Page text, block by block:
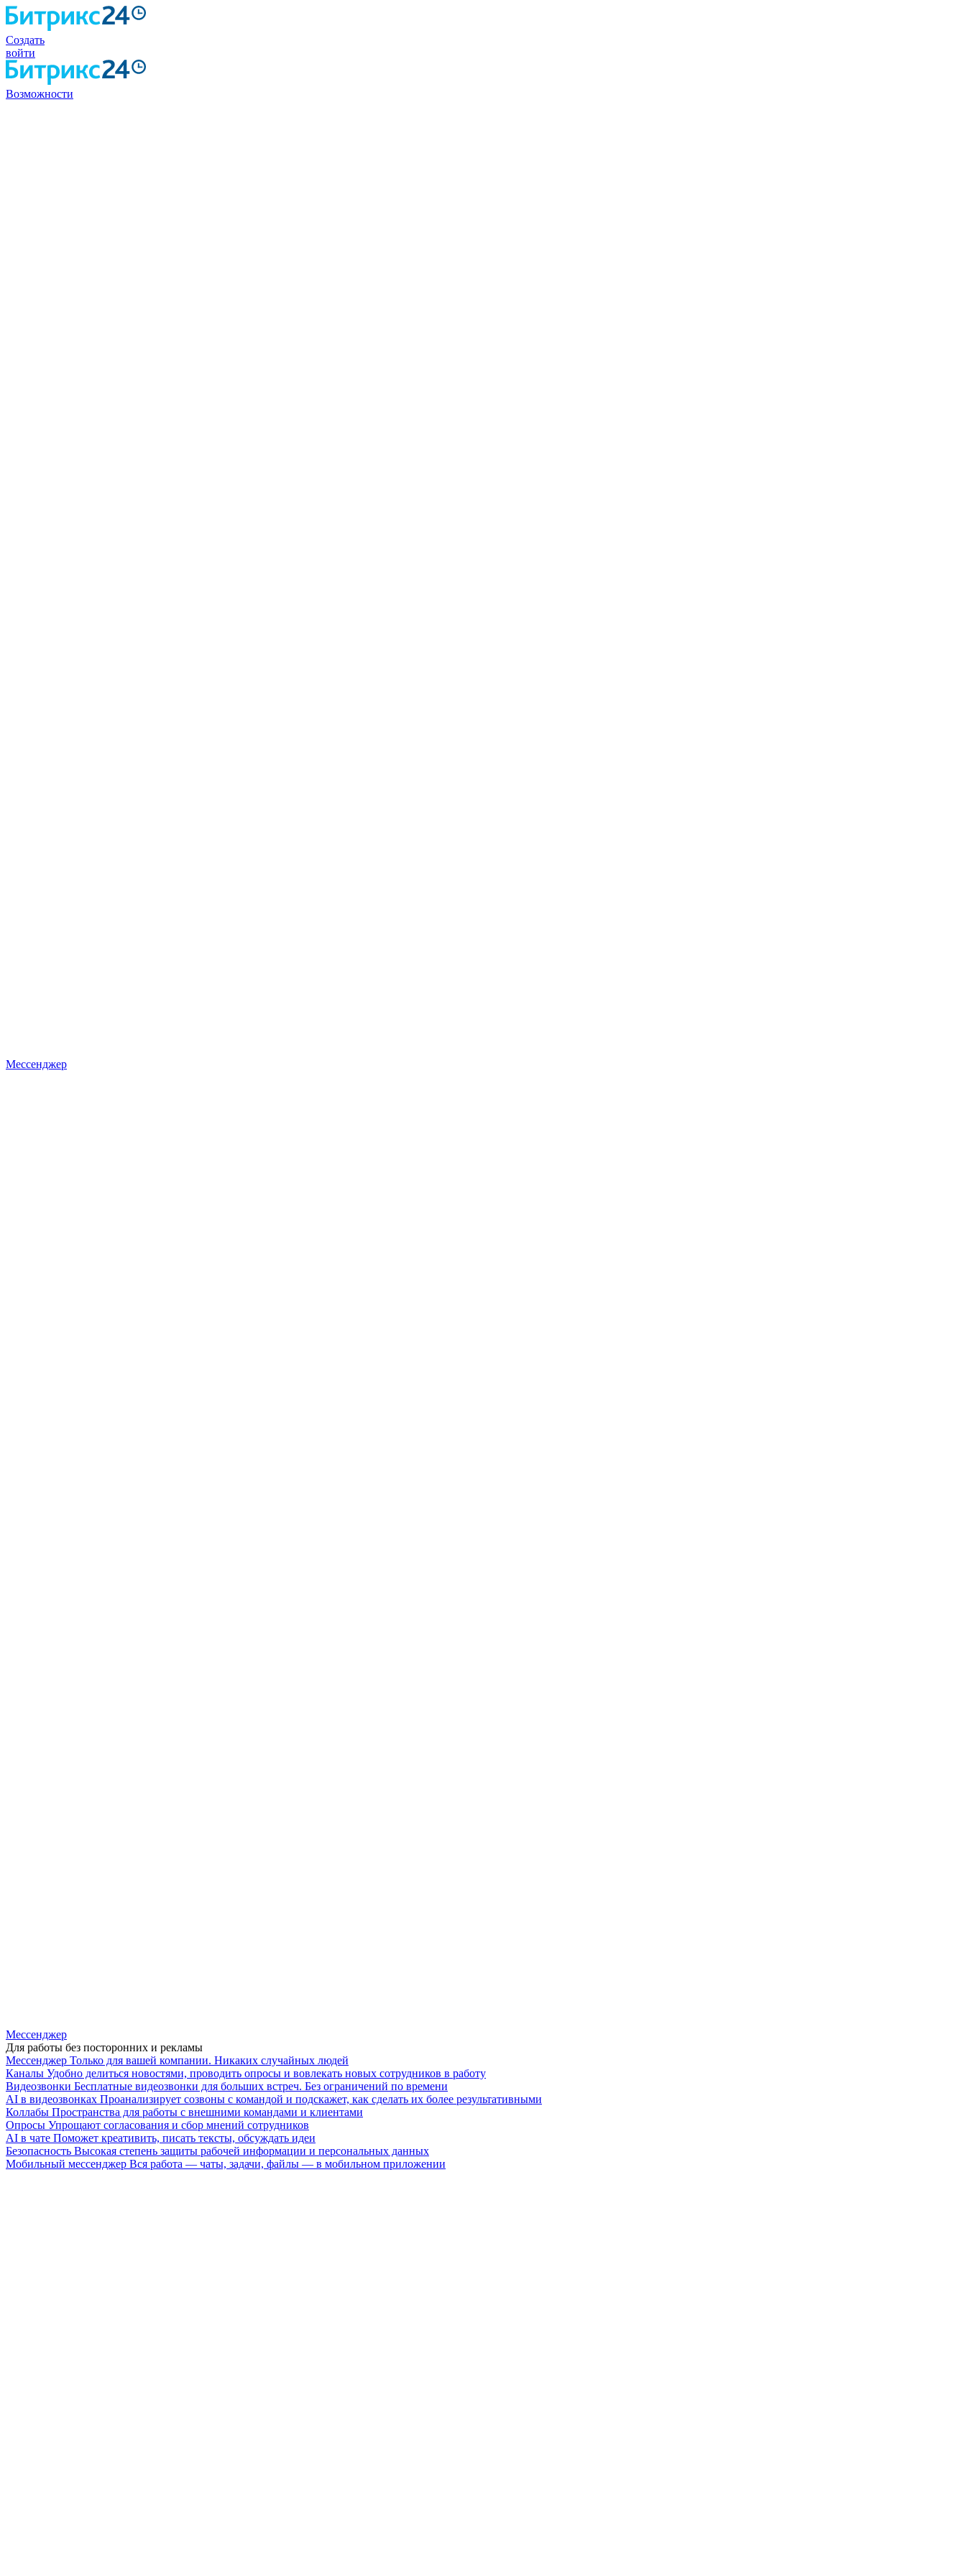
Создать
войти
Возможности
Мессенджер
Мессенджер
Для работы без посторонних и рекламы
Мессенджер Только для вашей компании. Никаких случайных людей
Каналы Удобно делиться новостями, проводить опросы и вовлекать новых сотрудников в работу
Видеозвонки Бесплатные видеозвонки для больших встреч. Без ограничений по времени
AI в видеозвонках Проанализирует созвоны с командой и подскажет, как сделать их более результативными
Коллабы Пространства для работы с внешними командами и клиентами
Опросы Упрощают согласования и сбор мнений сотрудников
AI в чате Поможет креативить, писать тексты, обсуждать идеи
Безопасность Высокая степень защиты рабочей информации и персональных данных
Мобильный мессенджер Вся работа — чаты, задачи, файлы — в мобильном приложении